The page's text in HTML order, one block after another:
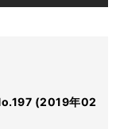
(2019年02